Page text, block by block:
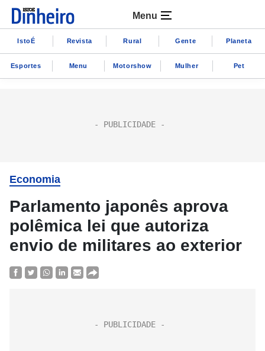
Menu
IstoÉ Revista Rural Gente Planeta
Esportes Menu Motorshow Mulher Pet
Economia
Parlamento japonês aprova
polêmica lei que autoriza
envio de militares ao exterior